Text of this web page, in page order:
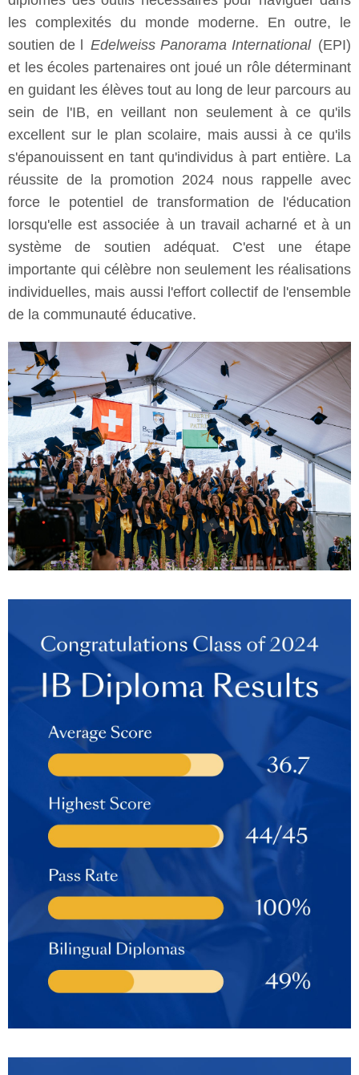
les complexités du monde moderne. En outre, le
soutien de l
Edelweiss Panorama International (EPI)
et les écoles partenaires ont joué un rôle déterminant
en guidant les élèves tout au long de leur parcours au
sein de l'IB, en veillant non seulement à ce qu'ils
excellent sur le plan scolaire, mais aussi à ce qu'ils
s'épanouissent en tant qu'individus à part entière. La
réussite de la promotion 2024 nous rappelle avec
force le potentiel de transformation de l'éducation
lorsqu'elle est associée à un travail acharné et à un
système de soutien adéquat. C'est une étape
importante qui célèbre non seulement les réalisations
individuelles, mais aussi l'effort collectif de l'ensemble
de la communauté éducative.